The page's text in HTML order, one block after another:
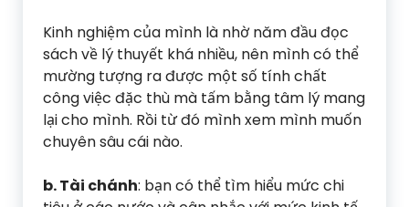
Kinh nghiệm của mình là nhờ năm đầu đọc
sách về lý thuyết khá nhiều, nên mình có thể
mường tượng ra được một số tính chất
công việc đặc thù mà tấm bằng tâm lý mang
lại cho mình. Rồi từ đó mình xem mình muốn
chuyên sâu cái nào.
b. Tài chánh: bạn có thể tìm hiểu mức chi